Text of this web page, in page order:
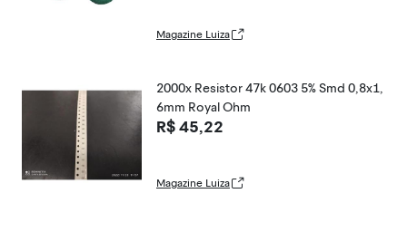
Magazine Luiza
2000x Resistor 47k 0603 5% Smd 0,8x1,
6mm Royal Ohm
R$ 45,22
Magazine Luiza